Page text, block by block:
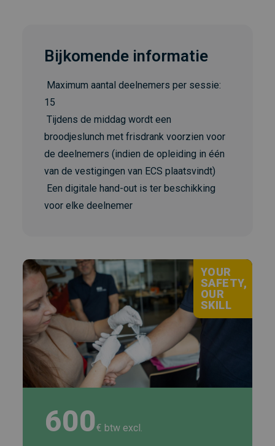
Bijkomende informatie
Maximum aantal deelnemers per sessie:
15
Tijdens de middag wordt een
broodjeslunch met frisdrank voorzien voor
de deelnemers (indien de opleiding in één
van de vestigingen van ECS plaatsvindt)
Een digitale hand-out is ter beschikking
voor elke deelnemer
YOUR
SAFETY,
OUR
SKILL
600€ btw excl.